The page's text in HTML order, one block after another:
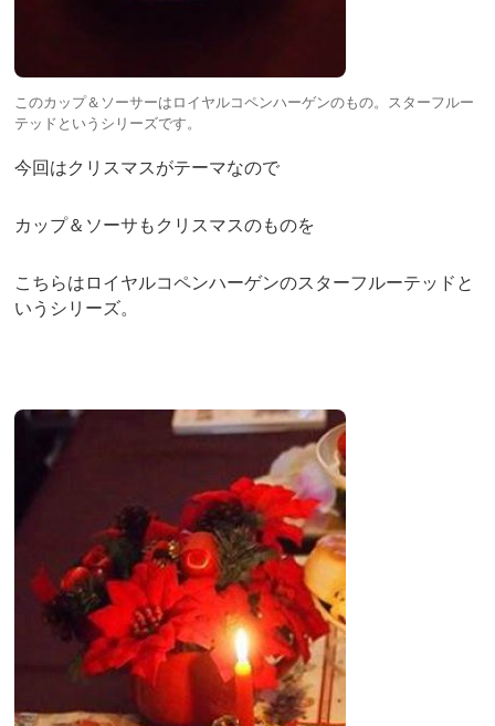
このカップ＆ソーサーはロイヤルコペンハーゲンのもの。スターフルー
テッドというシリーズです。
今回はクリスマスがテーマなので
カップ＆ソーサもクリスマスのものを
こちらはロイヤルコペンハーゲンのスターフルーテッドと
いうシリーズ。